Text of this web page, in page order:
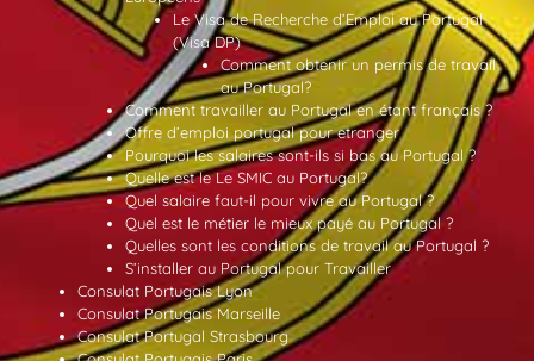
Le Visa de Recherche d’Emploi au Portugal
(Visa DP)
Comment obtenir un permis de travail
au Portugal?
Comment travailler au Portugal en étant français ?
Offre d’emploi portugal pour etranger
Pourquoi les salaires sont-ils si bas au Portugal ?
Quelle est le Le SMIC au Portugal?
Quel salaire faut-il pour vivre au Portugal ?
Quel est le métier le mieux payé au Portugal ?
Quelles sont les conditions de travail au Portugal ?
S’installer au Portugal pour Travailler
Consulat Portugais Lyon
Consulat Portugais Marseille
Consulat Portugal Strasbourg